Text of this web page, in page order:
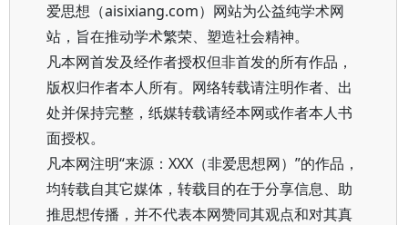
爱思想（aisixiang.com）网站为公益纯学术网
站，旨在推动学术繁荣、塑造社会精神。
凡本网首发及经作者授权但非首发的所有作品，
版权归作者本人所有。网络转载请注明作者、出
处并保持完整，纸媒转载请经本网或作者本人书
面授权。
凡本网注明“来源：XXX（非爱思想网）”的作品，
均转载自其它媒体，转载目的在于分享信息、助
推思想传播，并不代表本网赞同其观点和对其真